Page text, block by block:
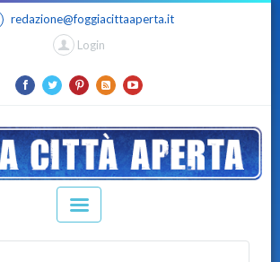
redazione@foggiacittaaperta.it
Login